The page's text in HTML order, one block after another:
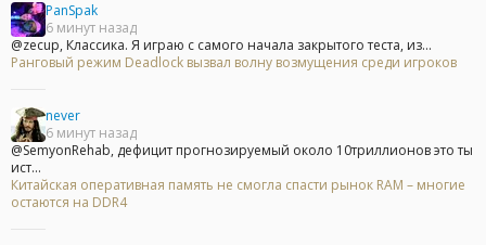
PanSpak
6 минут назад
@zecup, Классика. Я играю с самого начала закрытого теста, из...
Ранговый режим Deadlock вызвал волну возмущения среди игроков
never
6 минут назад
@SemyonRehab, дефицит прогнозируемый около 10триллионов это ты
ист...
Китайская оперативная память не смогла спасти рынок RAM – многие
остаются на DDR4